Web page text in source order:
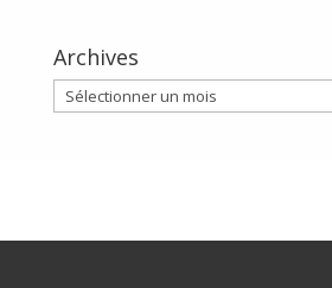
Archives
Archives